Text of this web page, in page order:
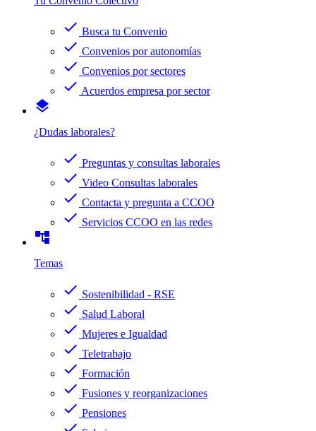
check Busca tu Convenio
check Convenios por autonomías
check Convenios por sectores
check Acuerdos empresa por sector
layers
¿Dudas laborales?
check Preguntas y consultas laborales
check Video Consultas laborales
check Contacta y pregunta a CCOO
check Servicios CCOO en las redes
account_tree
Temas
check Sostenibilidad - RSE
check Salud Laboral
check Mujeres e Igualdad
check Teletrabajo
check Formación
check Fusiones y reorganizaciones
check Pensiones